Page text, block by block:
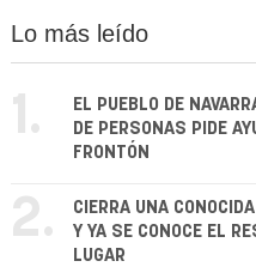
Lo más leído
1.
EL PUEBLO DE
DE PERSONAS PIDE
FRONTÓN
2.
CIERRA UNA
Y YA SE CONOCE EL
LUGAR